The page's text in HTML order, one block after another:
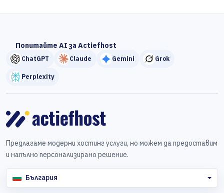
Попитайте AI за Actiefhost
ChatGPT Claude Gemini Grok
Perplexity
Предлагаме модерни хостинг услуги, но можем да предоставим
и напълно персонализирано решение.
България